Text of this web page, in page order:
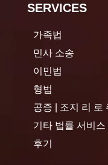
SERVICES
가족법
민사 소송
이민법
형법
공증 | 조지 리 로
기타 법률 서비
후기